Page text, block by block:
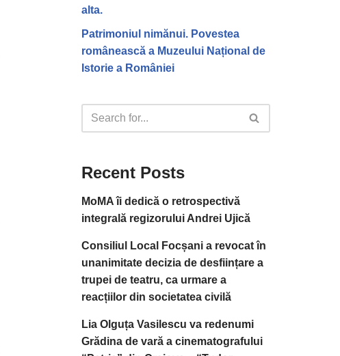
alta.
Patrimoniul nimănui. Povestea
românească a Muzeului Național de
Istorie a României
Recent Posts
MoMA îi dedică o retrospectivă
integrală regizorului Andrei Ujică
Consiliul Local Focșani a revocat în
unanimitate decizia de desființare a
trupei de teatru, ca urmare a
reacțiilor din societatea civilă
Lia Olguța Vasilescu va redenumi
Grădina de vară a cinematografului